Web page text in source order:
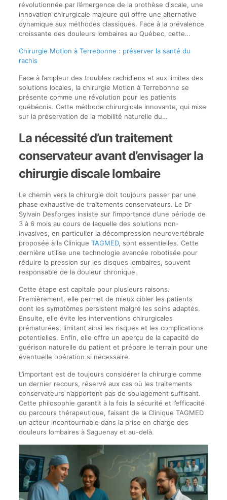
révolutionnée par l’émergence de la prothèse discale, une
innovation chirurgicale majeure qui offre une alternative
dynamique aux méthodes classiques. Face à la prévalence
croissante des douleurs lombaires au Québec, cette…
Chirurgie Motion à Terrebonne : préserver la santé du
rachis
Face à l’ampleur des troubles rachidiens et aux limites des
solutions locales, la chirurgie Motion à Terrebonne se
présente comme une révolution pour les patients
québécois. Cette méthode chirurgicale innovante, qui mise
sur la préservation de la mobilité naturelle du…
La nécessité d’un traitement
conservateur avant d’envisager la
chirurgie discale lombaire
Le chemin vers la chirurgie doit toujours passer par une
phase exhaustive de traitements conservateurs. Le Dr
Sylvain Desforges insiste sur l’importance d’une période de
3 à 6 mois au cours de laquelle des solutions non-
invasives, en particulier la décompression neurovertébrale
proposée à la Clinique TAGMED, sont essentielles. Cette
dernière utilise une technologie avancée robotisée pour
réduire la pression sur les disques lombaires, souvent
responsable de la douleur chronique.
Cette étape est capitale pour plusieurs raisons.
Premièrement, elle permet de mieux cibler les patients
dont les symptômes persistent malgré les soins adaptés.
Ensuite, elle évite les interventions chirurgicales
prématurées, limitant ainsi les risques et les complications
potentielles. Enfin, elle offre un aperçu de la capacité de
guérison naturelle du patient et prépare le terrain pour une
éventuelle opération si nécessaire.
L’important est de toujours considérer la chirurgie comme
un dernier recours, réservé aux cas où les traitements
conservateurs n’apportent pas de soulagement suffisant.
Cette philosophie garantit à la fois la sécurité et l’efficacité
du parcours thérapeutique, faisant de la Clinique TAGMED
un acteur incontournable dans la prise en charge des
douleurs lombaires à Saguenay et au-delà.